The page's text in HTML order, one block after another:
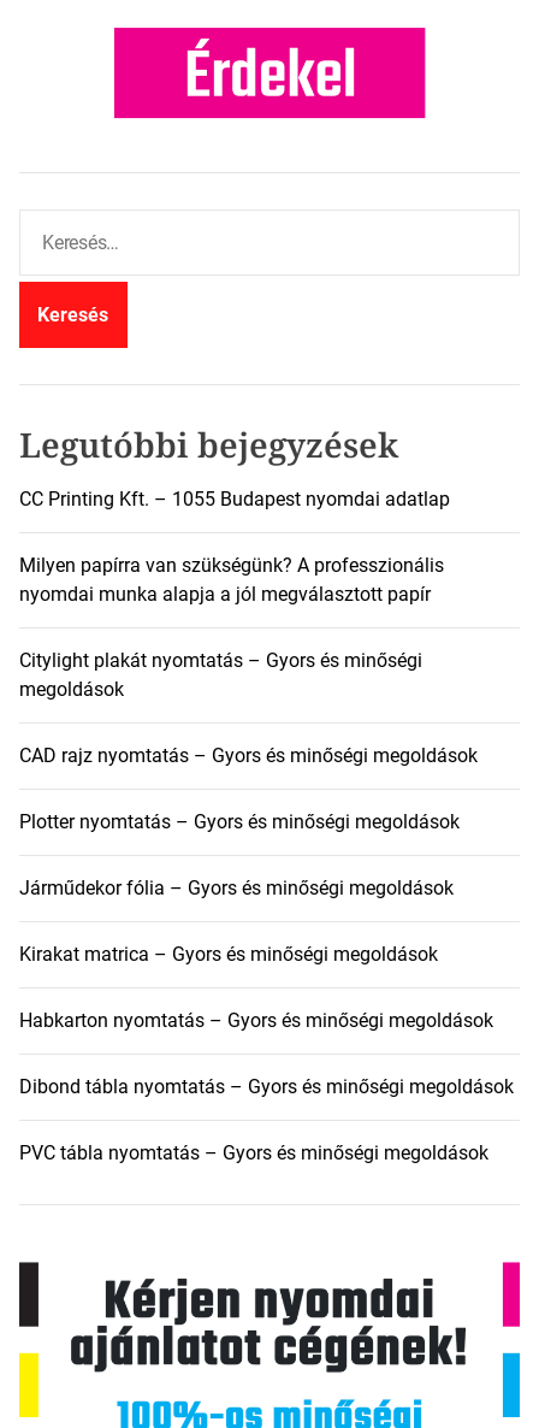
r
Legutóbbi bejegyzések
CC Printing Kft. – 1055 Budapest nyomdai adatlap
Milyen papírra van szükségünk? A professzionális
nyomdai munka alapja a jól megválasztott papír
Citylight plakát nyomtatás – Gyors és minőségi
megoldások
CAD rajz nyomtatás – Gyors és minőségi megoldások
Plotter nyomtatás – Gyors és minőségi megoldások
Járműdekor fólia – Gyors és minőségi megoldások
Kirakat matrica – Gyors és minőségi megoldások
Habkarton nyomtatás – Gyors és minőségi megoldások
Dibond tábla nyomtatás – Gyors és minőségi megoldások
PVC tábla nyomtatás – Gyors és minőségi megoldások